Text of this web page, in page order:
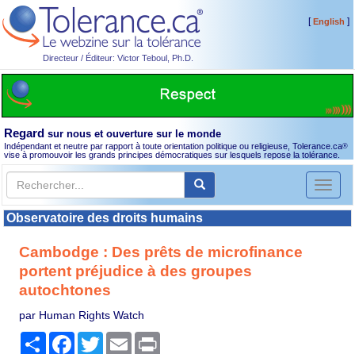
Directeur / Éditeur: Victor Teboul, Ph.D.
[English ]
Regard sur nous et ouverture sur le monde
Indépendant et neutre par rapport à toute orientation politique ou religieuse, Tolerance.ca®
vise à promouvoir les grands principes démocratiques sur lesquels repose la tolérance.
Toggle
Observatoire des droits humains
Cambodge : Des prêts de microfinance
portent préjudice à des groupes
autochtones
par Human Rights Watch
PartagerFacebook
TwitterEmail